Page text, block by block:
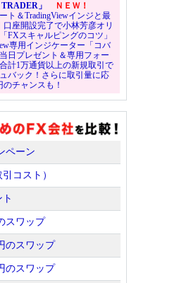
」
ＮＥＷ！
ト＆TradingViewインジと最
口座開設完了で小林芳彦オリ
FXスキャルピングのコツ」
専用インジケーター「コバ
日プレゼント＆専用フォー
計1万通貨以上の新規取引で
バック！さらに取引量に応
のチャンスも！
ペーン
コスト）
スワップ
のスワップ
のスワップ